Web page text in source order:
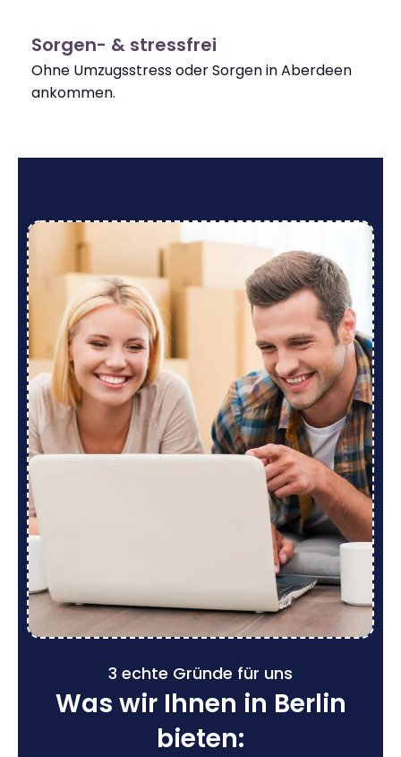
Sorgen- & stressfrei
Ohne Umzugsstress oder Sorgen in Aberdeen
ankommen.
3 echte Gründe für uns
Was wir Ihnen in Berlin
bieten: